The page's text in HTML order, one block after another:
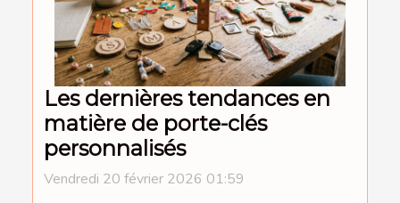
Les dernières tendances en
matière de porte-clés
personnalisés
Vendredi 20 février 2026 01:59